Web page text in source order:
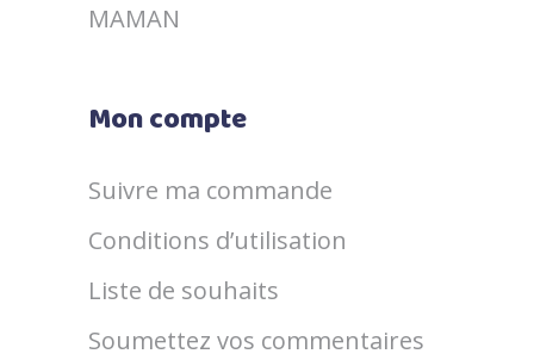
MAMAN
Mon compte
Suivre ma commande
Conditions d’utilisation
Liste de souhaits
Soumettez vos commentaires